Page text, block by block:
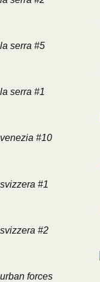
la serra #5
la serra #1
venezia #10
svizzera #1
svizzera #2
urban forces